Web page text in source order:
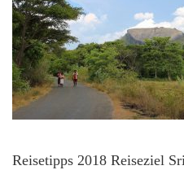
Reisetipps 2018 Reiseziel